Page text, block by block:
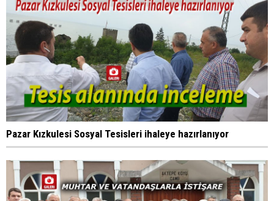
Pazar Kızkulesi Sosyal Tesisleri ihaleye hazırlanıyor